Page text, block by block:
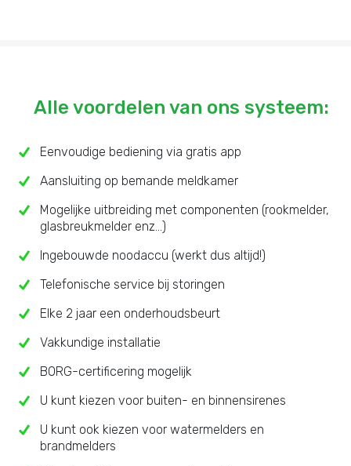
Alle voordelen van ons systeem:
Eenvoudige bediening via gratis app
Aansluiting op bemande meldkamer
Mogelijke uitbreiding met componenten (rookmelder,
glasbreukmelder enz...)
Ingebouwde noodaccu (werkt dus altijd!)
Telefonische service bij storingen
Elke 2 jaar een onderhoudsbeurt
Vakkundige installatie
BORG-certificering mogelijk
U kunt kiezen voor buiten- en binnensirenes
U kunt ook kiezen voor watermelders en
brandmelders